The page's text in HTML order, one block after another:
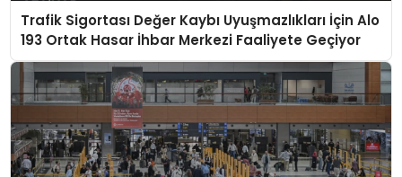
Trafik Sigortası Değer Kaybı Uyuşmazlıkları İçin Alo
193 Ortak Hasar İhbar Merkezi Faaliyete Geçiyor